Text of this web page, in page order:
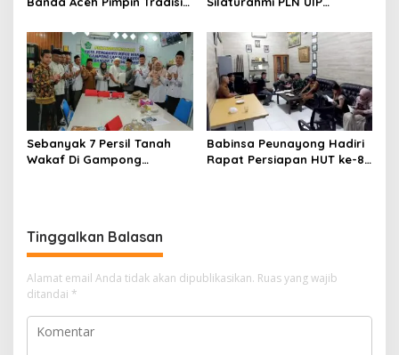
Satuan
Perkuat Sinergi Dukung
Infrastruktur
Ketenagalistrikan
Sebanyak 7 Persil Tanah
Wakaf Di Gampong
Babinsa Peunayong Hadiri
Rapat Persiapan HUT ke-81
Tinggalkan Balasan
Alamat email Anda tidak akan dipublikasikan. Ruas yang wajib
ditandai *